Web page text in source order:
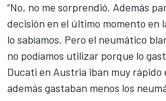
“No, no me sorprendió. Además
decisión en el último momento en
lo sabíamos. Pero el neumático
no podíamos utilizar porque lo
Ducati en Austria iban muy rápido
además gastaban menos los